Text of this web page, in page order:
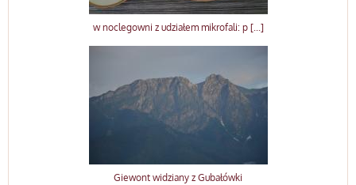
w noclegowni z udziałem mikrofali: p [...]
Giewont widziany z Gubałówki